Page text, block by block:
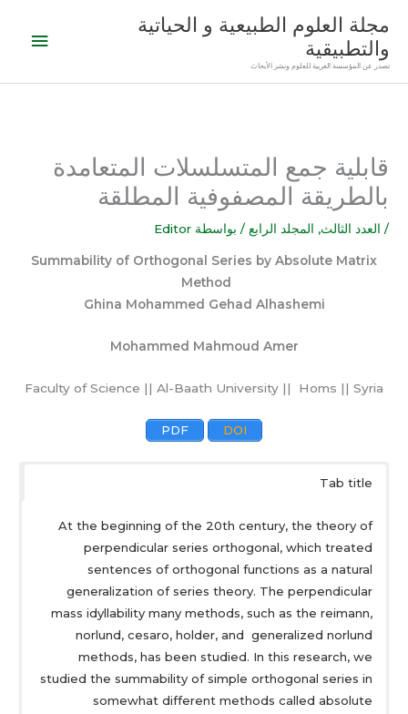
المحتوى
مجلة العلوم الطبيعية و الحياتية
والتطبيقية
تصدر عن المؤسسة العربية للعلوم ونشر الأبحاث
قابلية جمع المتسلسلات المتعامدة
بالطريقة المصفوفية المطلقة
/ العدد الثالث, المجلد الرابع / بواسطة Editor
Summability of Orthogonal Series by Absolute Matrix
Method
Ghina Mohammed Gehad Alhashemi
Mohammed Mahmoud Amer
Faculty of Science || Al-Baath University || Homs || Syria
DOI
PDF
Tab title
At the beginning of the 20th century, the theory of
perpendicular series orthogonal, which treated
sentences of orthogonal functions as a natural
generalization of series theory. The perpendicular
mass idyllability many methods, such as the reimann,
norlund, cesaro, holder, and generalized norlund
methods, has been studied. In this research, we
studied the summability of simple orthogonal series in
somewhat different methods called absolute